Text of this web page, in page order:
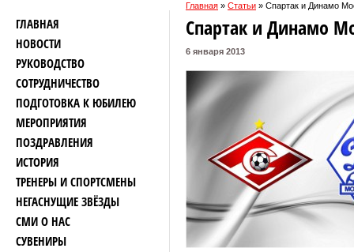
Главная » Статьи » Спартак и Динамо
ГЛАВНАЯ
НОВОСТИ
РУКОВОДСТВО
СОТРУДНИЧЕСТВО
ПОДГОТОВКА К ЮБИЛЕЮ
МЕРОПРИЯТИЯ
ПОЗДРАВЛЕНИЯ
ИСТОРИЯ
ТРЕНЕРЫ И СПОРТСМЕНЫ
НЕГАСНУЩИЕ ЗВЁЗДЫ
СМИ О НАС
СУВЕНИРЫ
Спартак и Динамо
6 января 2013